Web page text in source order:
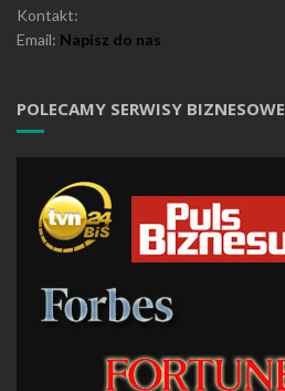
Kontakt:
Email: Napisz do nas
POLECAMY SERWISY BIZNESOWE